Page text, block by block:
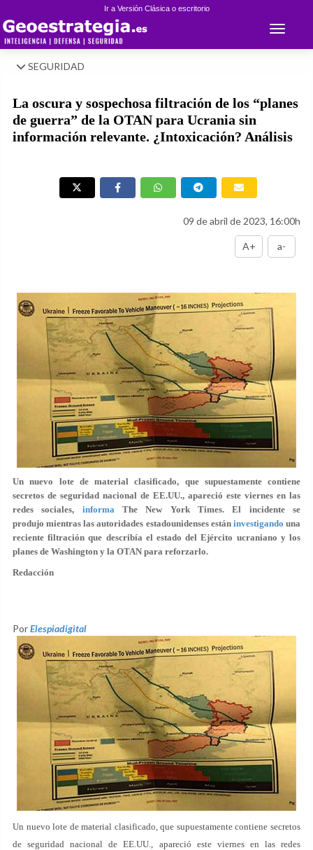
Ir a Versión Clásica o escritorio
Toggle
SEGURIDAD
La oscura y sospechosa filtración de los “planes
de guerra” de la OTAN para Ucrania sin
información relevante. ¿Intoxicación? Análisis
09 de abril de 2023, 16:00h
A+ a-
Un nuevo lote de material clasificado, que supuestamente contiene
secretos de seguridad nacional de EE.UU., apareció este viernes en las
redes sociales, informaThe New York Times. El incidente se
produjo mientras las autoridades estadounidenses están investigando una
reciente filtración que describía el estado del Ejército ucraniano y los
planes de Washington y la OTAN para reforzarlo.
Redacción
PorElespiadigital
Un nuevo lote de material clasificado, que supuestamente contiene secretos
de seguridad nacional de EE.UU., apareció este viernes en las redes